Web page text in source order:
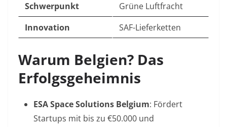
Schwerpunkt
Grüne Luftfracht
Innovation
SAF-Lieferketten
Warum Belgien? Das
Erfolgsgeheimnis
ESA Space Solutions Belgium: Fördert
Startups mit bis zu €50.000 und